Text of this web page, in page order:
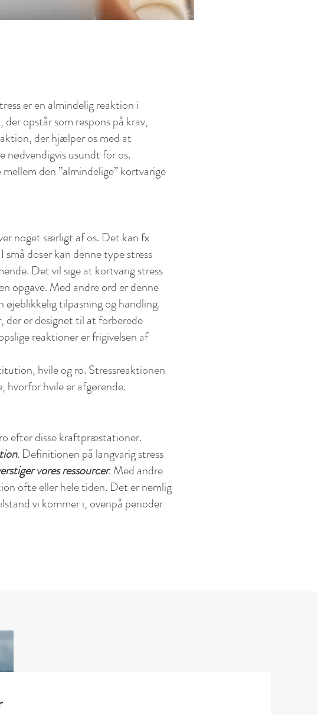
er en almindelig reaktion i
opstår som respons på krav,
derhjælper os med at
usundt for os.
den ”almindelige” kortvarige
noget særligt af os. Det kan fx
doser kan denne type stress
Det vil sige at kortvarig stress
opgave. Med andre ord er denne
tilpasning og handling.
der er designet til at forberede
reaktioner er frigivelsen af
hvile og ro. Stressreaktionen
hvile er afgørende.
efter disse kraftpræstationer.
. Definitionen på langvarig stress
vores ressourcer. Med andre
ofte eller hele tiden. Det er nemlig
vi kommer i, ovenpå perioder